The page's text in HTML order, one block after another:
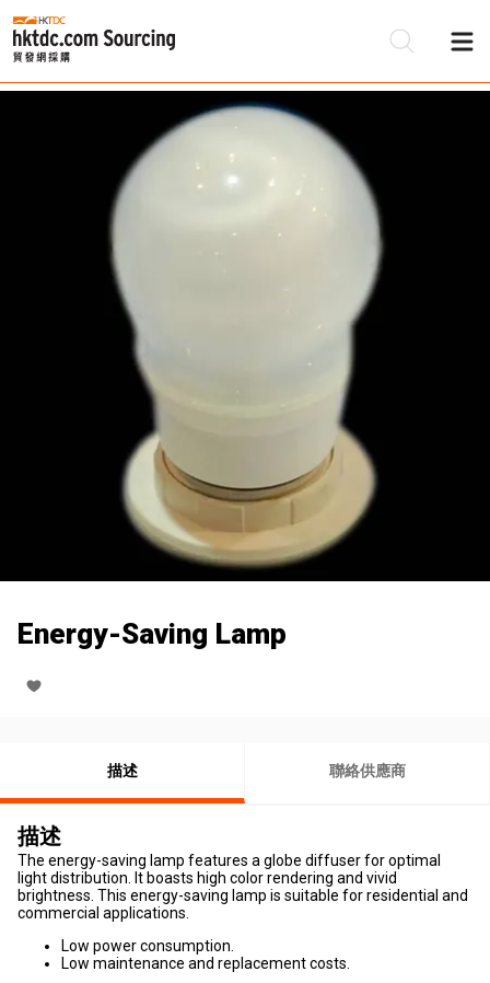
Energy-Saving Lamp
描述 聯絡供應商
描述
The energy-saving lamp features a globe diffuser for optimal
light distribution. It boasts high color rendering and vivid
brightness. This energy-saving lamp is suitable for residential and
commercial applications.
Low power consumption.
Low maintenance and replacement costs.